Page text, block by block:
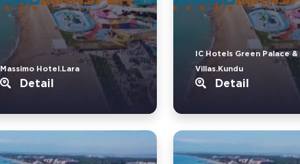
Massimo Hotel.Lara
Detail
IC Hotels Green Palace &
Villas.Kundu
Detail